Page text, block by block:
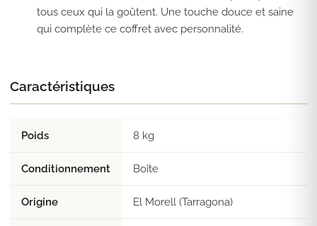
tous ceux qui la goûtent. Une touche douce et saine
qui complète ce coffret avec personnalité.
Caractéristiques
Poids 8 kg
Conditionnement Boîte
Origine El Morell (Tarragona)